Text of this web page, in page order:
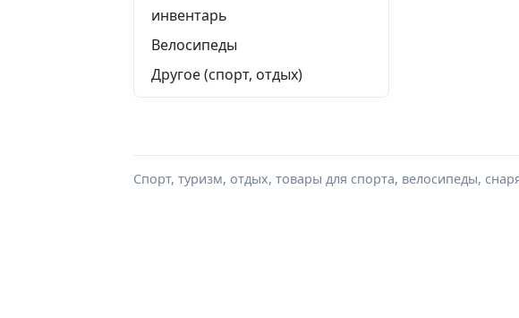
инвентарь
Велосипеды
Другое (спорт, отдых)
Спорт, туризм, отдых, товары для спорта, велосипеды,